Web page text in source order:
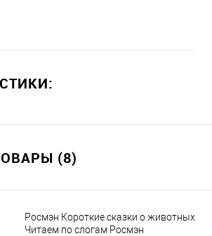
(8)
Росмэн Короткие сказки о животных
Читаем по слогам Росмэн